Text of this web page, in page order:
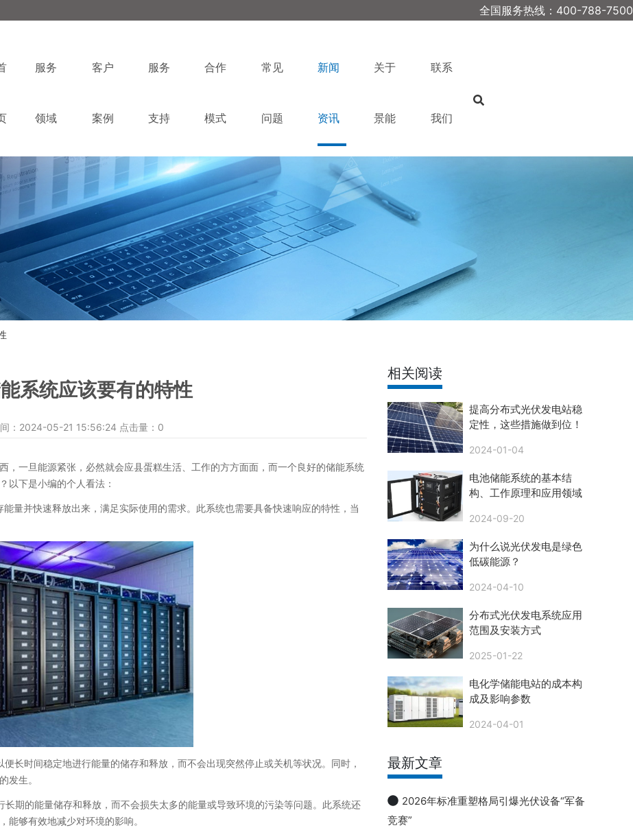
全国服务热线：400-788-7500
服务
领域
客户
案例
服务
支持
合作
模式
常见
问题
新闻
资讯
关于
景能
联系
我们
系统应该要有的特性
：2024-05-21 15:56:24 点击量： 0
一旦能源紧张，必然就会应县蛋糕生活、工作的方方面面，而一个良好的储能系统
以下是小编的个人看法：
并快速释放出来，满足实际使用的需求。此系统也需要具备快速响应的特性，当
时间稳定地进行能量的储存和释放，而不会出现突然停止或关机等状况。同时，
发生。
的能量储存和释放，而不会损失太多的能量或导致环境的污染等问题。此系统还
能够有效地减少对环境的影响。
相关阅读
提高分布式光伏发电站稳
定性，这些措施做到位！
2024-01-04
电池储能系统的基本结
构、工作原理和应用领域
2024-09-20
为什么说光伏发电是绿色
低碳能源？
2024-04-10
分布式光伏发电系统应用
范围及安装方式
2025-01-22
电化学储能电站的成本构
成及影响参数
2024-04-01
最新文章
2026年标准重塑格局引爆光伏设备“军备
竞赛”